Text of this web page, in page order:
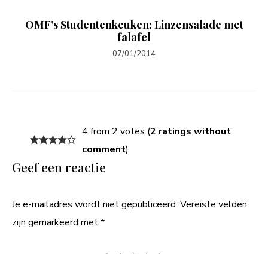
OMF’s Studentenkeuken: Linzensalade met
falafel
07/01/2014
4 from 2 votes (2 ratings without
comment)
Geef een reactie
Je e-mailadres wordt niet gepubliceerd. Vereiste velden
zijn gemarkeerd met*